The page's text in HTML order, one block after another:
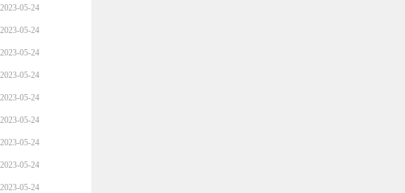
2023-05-24
2023-05-24
2023-05-24
2023-05-24
2023-05-24
2023-05-24
2023-05-24
2023-05-24
2023-05-24